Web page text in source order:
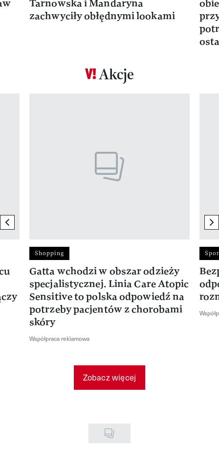
Tarnowska i Mandaryna
zachwyciły obłędnymi lookami
Akcje
previous element
Shopping
Gatta wchodzi w obszar odzieży
specjalistycznej. Linia Care Atopic
Sensitive to polska odpowiedź na
potrzeby pacjentów z chorobami
skóry
Współpraca reklamowa
Zobacz więcej